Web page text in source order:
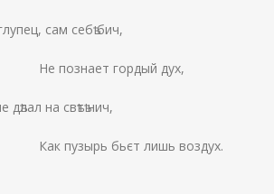
сам себѣ бич,
гордый дух,
дѣлал на свѣтѣ нич,
пузырь бьєт лишь воздух.